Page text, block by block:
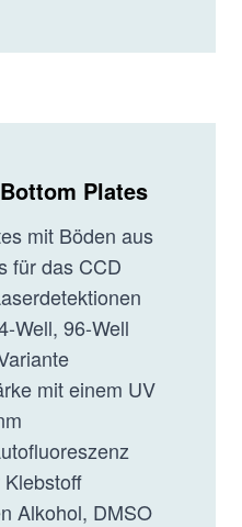
Plates
mit Böden aus
für das CCD
Well, 96-Well
mit einem UV
Alkohol, DMSO